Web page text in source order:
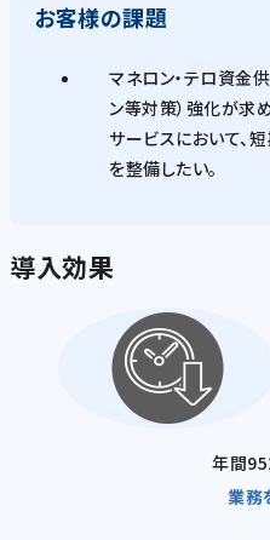
お客様の課題
マネロン・テロ資金
ン等対策）強化が求
サービスにおいて、
を整備したい。
導入効果
年間
業務